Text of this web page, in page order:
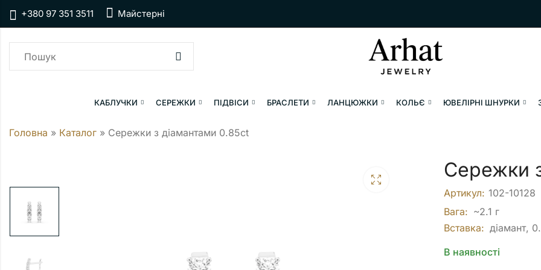
+380 97 351 3511 Майстерні
КАБЛУЧКИ СЕРЕЖКИ ПІДВІСИ БРАСЛЕТИ ЛАНЦЮЖКИ КОЛЬЄ ЮВЕЛІРНІ ШНУРКИ
Головна » Каталог » Сережки з діамантами 0.85ct
Сережки
Артикул: 102-10128
Вага: ~2.1 г
Вставка: діамант,
В наявності